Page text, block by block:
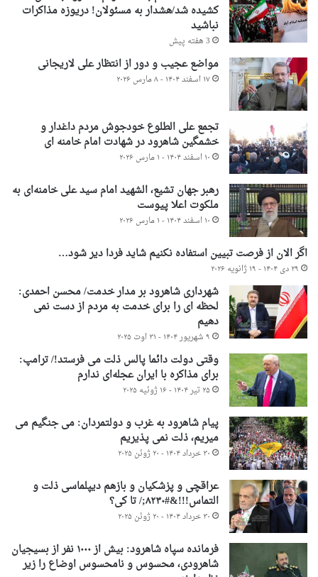
کشیده شد/هشدار به مسئولان! دریوزه مذاکرات
نباشید
3 هفته پیش
مواضع عجیب و دور از انتظار علی لاریجانی
۱۷ اسفند ۱۴۰۴ - ۸ مارس ۲۰۲۶
تجمع علی الطلوع خودجوش مردم داغدار و
خشمگین شاهرود در شهادت امام خامنه ای
۱۰ اسفند ۱۴۰۴ - ۱ مارس ۲۰۲۶
رهبر جهان تشیع، الشهید امام سید علی خامنه‌ای به
ملکوت اعلا پیوست
۱۰ اسفند ۱۴۰۴ - ۱ مارس ۲۰۲۶
اگر الان از فرصت تبیین استفاده نکنیم شاید فردا دیر شود…
۲۹ دی ۱۴۰۴ - ۱۹ ژانویه ۲۰۲۶
شهرداری شاهرود بر مدار خدمت/ محسن احمدی:
لحظه ای را برای خدمت به مردم از دست نمی
دهیم
۹ شهریور ۱۴۰۴ - ۳۱ اوت ۲۰۲۵
وقتی دولت دائما پالس ذلت می فرستد!/ ترامپ:
برای مذاکره با ایران عجله‌ای ندارم
۲۵ تیر ۱۴۰۴ - ۱۶ ژوئیه ۲۰۲۵
پیام شاهرود به غرب و دولتمردان: می جنگیم می
میریم، ذلت نمی پذیریم
۳۰ خرداد ۱۴۰۴ - ۲۰ ژوئن ۲۰۲۵
عراقچی و پزشکیان و بازهم دیپلماسی ذلت و
التماس!!!&#۸۲۳۰;/ تا کی؟
۳۰ خرداد ۱۴۰۴ - ۲۰ ژوئن ۲۰۲۵
فرمانده سپاه شاهرود: بیش از ۱۰۰۰ نفر از بسیجیان
شاهرودی، محسوس و نامحسوس اوضاع را زیر